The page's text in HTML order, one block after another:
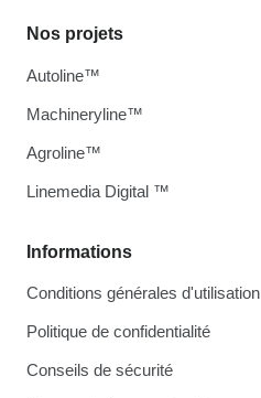
Informations
Conditions générales d'utilisation
Politique de confidentialité
Conseils de sécurité
Nos projets
Autoline™
Machineryline™
Agroline™
Linemedia Digital ™